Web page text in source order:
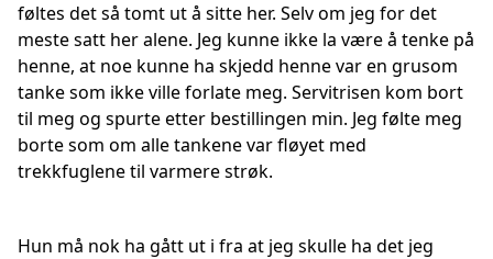
føltes det så tomt ut å sitte her. Selv om jeg for det
meste satt her alene. Jeg kunne ikke la være å tenke på
henne, at noe kunne ha skjedd henne var en grusom
tanke som ikke ville forlate meg. Servitrisen kom bort
til meg og spurte etter bestillingen min. Jeg følte meg
borte som om alle tankene var fløyet med
trekkfuglene til varmere strøk.
Hun må nok ha gått ut i fra at jeg skulle ha det jeg